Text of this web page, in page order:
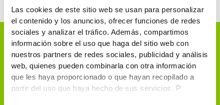
Las cookies de este sitio web se usan para personalizar
el contenido y los anuncios, ofrecer funciones de redes
sociales y analizar el tráfico. Además, compartimos
información sobre el uso que haga del sitio web con
nuestros partners de redes sociales, publicidad y análisis
web, quienes pueden combinarla con otra información
que les haya proporcionado o que hayan recopilado a
partir del uso que haya hecho de sus servicios. P